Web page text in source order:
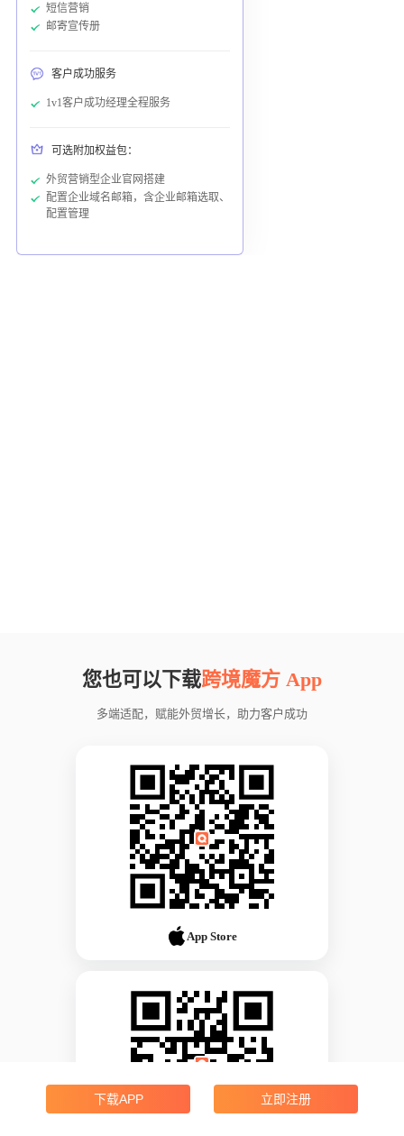
短信营销
邮寄宣传册
客户成功服务
1v1客户成功经理全程服务
可选附加权益包：
外贸营销型企业官网搭建
配置企业域名邮箱，含企业邮箱选取、
配置管理
您也可以下载跨境魔方 App
多端适配，赋能外贸增长，助力客户成功
App Store
下载APP 立即注册